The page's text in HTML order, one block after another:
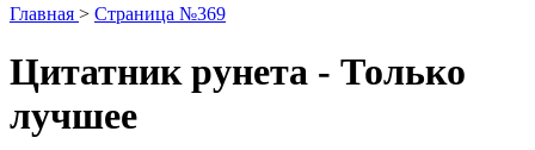
Главная > Страница №369
Цитатник рунета - Только
лучшее